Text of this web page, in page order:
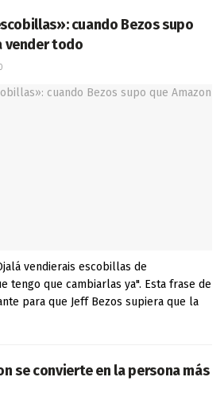
cuando Bezos supo
vender todo
vendierais escobillas de
tengo que cambiarlas ya". Esta frase de
para que Jeff Bezos supiera que la
se convierte en la persona más